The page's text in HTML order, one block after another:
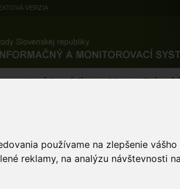
používame na zlepšenie
reklamy, na analýzu návštevnosti
VERZIA
a výskytové dáta Atlas Chránené